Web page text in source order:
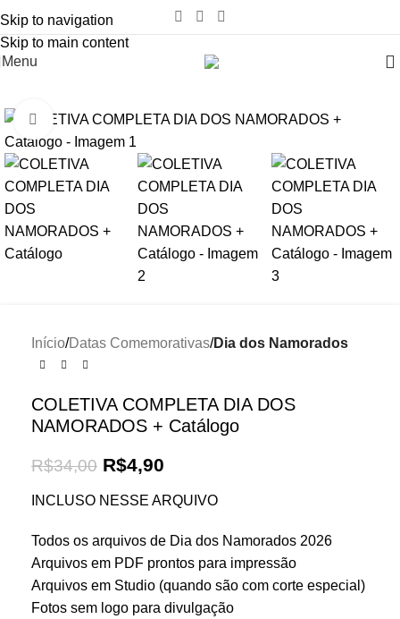
Skip to navigation
Skip to main content
Menu
Click to enlarge
Início Datas Comemorativas Dia dos Namorados
COLETIVA COMPLETA DIA DOS
NAMORADOS + Catálogo
R$34,00 R$4,90
INCLUSO NESSE ARQUIVO
Todos os arquivos de Dia dos Namorados 2026
Arquivos em PDF prontos para impressão
Arquivos em Studio (quando são com corte especial)
Fotos sem logo para divulgação